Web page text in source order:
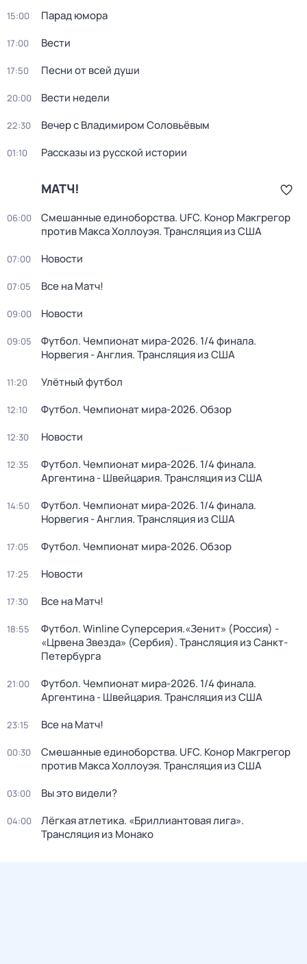
15:00 Парад юмора
17:00 Вести
17:50 Песни от всей души
20:00 Вести недели
22:30 Вечер с Владимиром Соловьёвым
01:10 Рассказы из русской истории
МАТЧ!
06:00
Смешанные единоборства. UFC. Конор Макгрегор
против Макса Холлоуэя. Трансляция из США
07:00 Новости
07:05 Все на Матч!
09:00 Новости
09:05
Футбол. Чемпионат мира-2026. 1/4 финала.
Норвегия - Англия. Трансляция из США
11:20 Улётный футбол
12:10 Футбол. Чемпионат мира-2026. Обзор
12:30 Новости
12:35
Футбол. Чемпионат мира-2026. 1/4 финала.
Аргентина - Швейцария. Трансляция из США
14:50
Футбол. Чемпионат мира-2026. 1/4 финала.
Норвегия - Англия. Трансляция из США
17:05 Футбол. Чемпионат мира-2026. Обзор
17:25 Новости
17:30 Все на Матч!
18:55
Футбол. Winline Суперсерия.«Зенит» (Россия) -
«Црвена Звезда» (Сербия). Трансляция из Санкт-
Петербурга
21:00
Футбол. Чемпионат мира-2026. 1/4 финала.
Аргентина - Швейцария. Трансляция из США
23:15 Все на Матч!
00:30
Смешанные единоборства. UFC. Конор Макгрегор
против Макса Холлоуэя. Трансляция из США
03:00 Вы это видели?
04:00
Лёгкая атлетика. «Бриллиантовая лига».
Трансляция из Монако